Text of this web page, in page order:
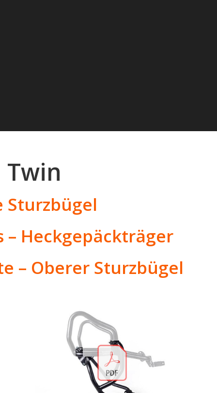
Twin
Sturzbügel
Heckgepäckträger
– Oberer Sturzbügel